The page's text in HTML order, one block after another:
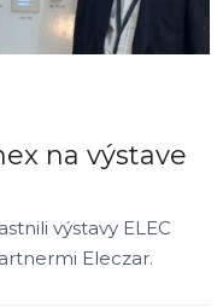
na výstave
výstavy ELEC
Eleczar.